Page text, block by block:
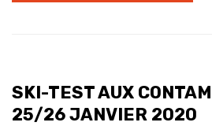
SKI-TEST AUX
25/26 JANVIER 2020